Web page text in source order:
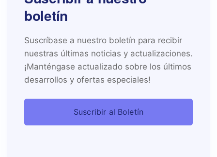
boletín
Suscríbase a nuestro boletín para recibir
nuestras últimas noticias y actualizaciones.
¡Manténgase actualizado sobre los últimos
desarrollos y ofertas especiales!